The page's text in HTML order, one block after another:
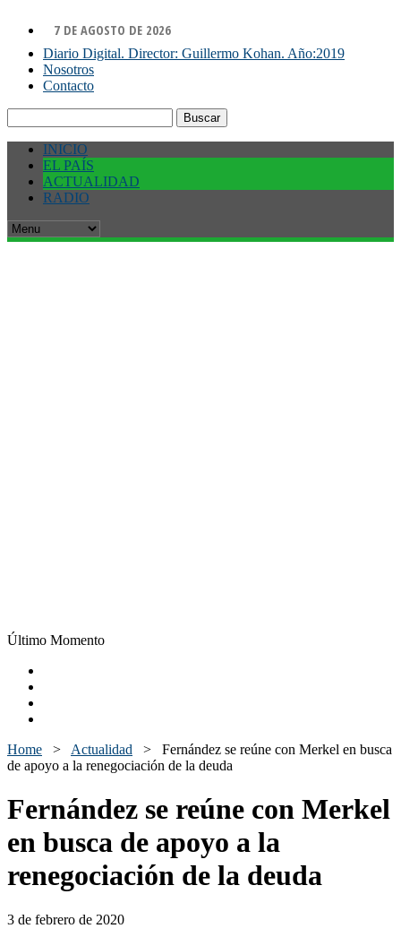
7 DE AGOSTO DE 2026
Diario Digital. Director: Guillermo Kohan. Año:2019
Nosotros
Contacto
INICIO
EL PAÍS
ACTUALIDAD
RADIO
Último Momento
Home > Actualidad > Fernández se reúne con Merkel en busca
de apoyo a la renegociación de la deuda
Fernández se reúne con Merkel
en busca de apoyo a la
renegociación de la deuda
3 de febrero de 2020